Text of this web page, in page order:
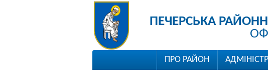
ПЕЧЕРСЬКА
ПРО РАЙОН